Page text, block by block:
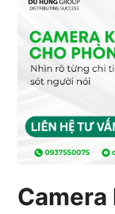
Camera